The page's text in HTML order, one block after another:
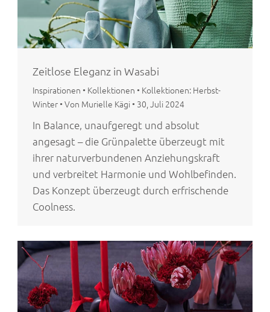
Zeitlose Eleganz in Wasabi
Inspirationen • Kollektionen • Kollektionen: Herbst-
Winter •Von Murielle Kägi • 30, Juli 2024
In Balance, unaufgeregt und absolut
angesagt – die Grünpalette überzeugt mit
ihrer naturverbundenen Anziehungskraft
und verbreitet Harmonie und Wohlbefinden.
Das Konzept überzeugt durch erfrischende
Coolness.